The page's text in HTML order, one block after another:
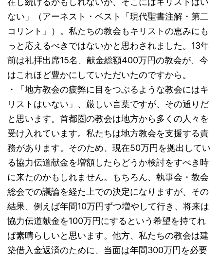
ない」（アーネスト・ベスト「現代聖書注解・第二
コリント」）。私たちの教会もキリストの恵みにも
っと応えるべきではないかと思わされました。13年
前は礼拝出席15名、献金総額400万円の教会が、今
はこれほど豊かにしていただいたのですから。
・「地方教会の疲弊に目をつぶるような教会にはキ
リストはいない」、厳しい言葉ですが、その通りだ
と思います。首都圏の教会は地方から多くの人々を
受け入れています。私たちは地方教会を支援する責
務があります。そのため、現在50万円を拠出してい
る協力伝道献金を増額したらどうか検討をすべき時
に来たのかもしれません。もちろん、執事会・教会
総会での議論を経た上での決定になりますが、その
結果、例えば年間10万円ずつ増やして行き、将来は
協力伝道献金を100万円にするという希望を持てれ
ば素晴らしいと思います。他方、私たちの教会は建
築借入金返済のために、当面は年間300万円を必要